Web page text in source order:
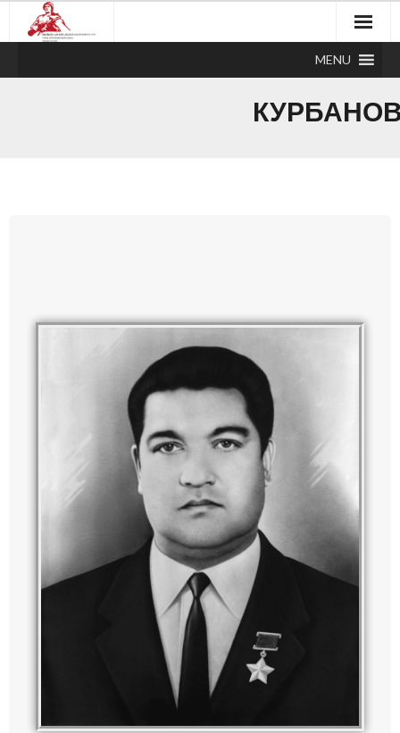
MENU